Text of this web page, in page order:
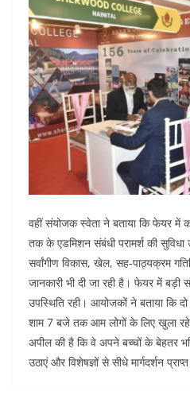
वहीं संयोजक स्वेता ने बताया कि फेयर में
तक के एडमिशन संबंधी परामर्श की
सर्वांगीण विकास, खेल, सह-पाठ्यक्रम
जानकारी भी दी जा रही है। फेयर में बड़ी
उपस्थिति रही। आयोजकों ने बताया कि
शाम 7 बजे तक आम लोगों के लिए खुला
अपील की है कि वे अपने बच्चों के बेहतर
उठाएं और विशेषज्ञों से सीधे मार्गदर्शन